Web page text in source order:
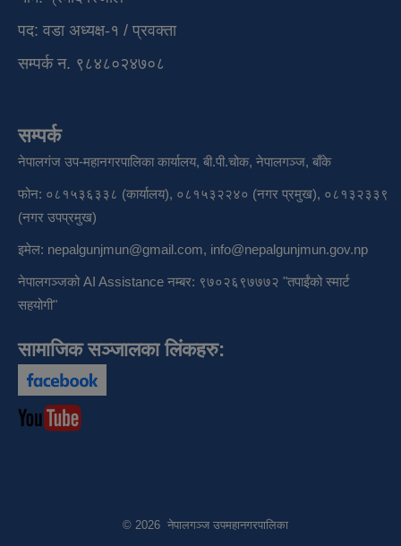
पद: वडा अध्यक्ष-१ / प्रवक्ता
सम्पर्क न. ९८४८०२४७०८
सम्पर्क
नेपालगंज उप-महानगरपालिका कार्यालय, बी.पी.चोक, नेपालगञ्ज, बाँके
फोन: ०८१५३६३३८ (कार्यालय), ०८१५३२२४० (नगर प्रमुख), ०८१३२३३९
(नगर उपप्रमुख)
इमेल: nepalgunjmun@gmail.com, info@nepalgunjmun.gov.np
नेपालगञ्जको AI Assistance नम्बर: ९७०२६९७७७२ "तपाईंको स्मार्ट
सहयोगी"
सामाजिक सञ्जालका लिंकहरु:
© 2026 नेपालगञ्ज उपमहानगरपालिका